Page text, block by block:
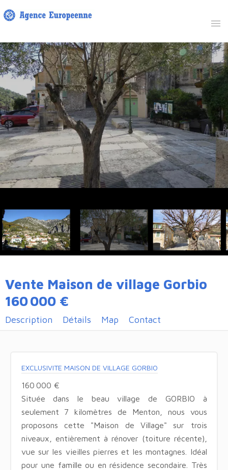
Vente Maison de village Gorbio
160 000 €
Description Détails Map Contact
EXCLUSIVITE MAISON DE VILLAGE GORBIO
160 000 €
Située dans le beau village de GORBIO à
seulement 7 kilomètres de Menton, nous vous
proposons cette "Maison de Village" sur trois
niveaux, entièrement à rénover (toiture récente),
vue sur les vieilles pierres et les montagnes. Idéal
pour une famille ou en résidence secondaire. Très